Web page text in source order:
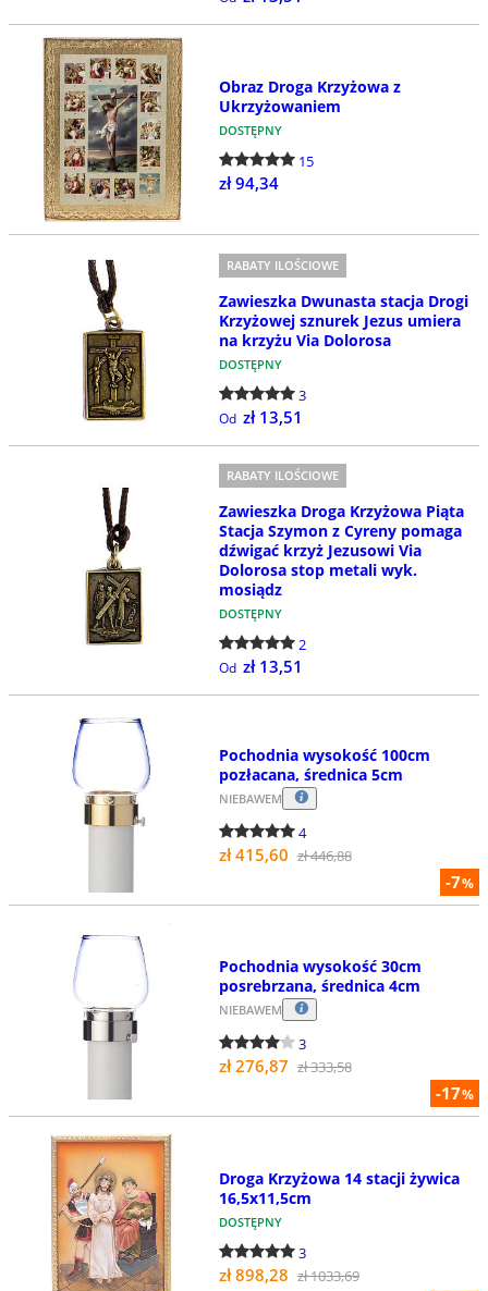
Obraz Droga Krzyżowa z
Ukrzyżowaniem
DOSTĘPNY
15
zł 94,34
RABATY ILOŚCIOWE
Zawieszka Dwunasta stacja Drogi
Krzyżowej sznurek Jezus umiera
na krzyżu Via Dolorosa
DOSTĘPNY
3
Od zł 13,51
RABATY ILOŚCIOWE
Zawieszka Droga Krzyżowa Piąta
Stacja Szymon z Cyreny pomaga
dźwigać krzyż Jezusowi Via
Dolorosa stop metali wyk.
mosiądz
DOSTĘPNY
2
Od zł 13,51
-7%
Pochodnia wysokość 100cm
pozłacana, średnica 5cm
NIEBAWEM
4
zł 415,60 zł 446,88
-17%
Pochodnia wysokość 30cm
posrebrzana, średnica 4cm
NIEBAWEM
3
zł 276,87 zł 333,58
Droga Krzyżowa 14 stacji żywica
16,5x11,5cm
DOSTĘPNY
3
zł 898,28 zł 1033,69